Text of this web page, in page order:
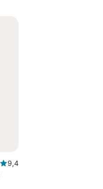
9,4